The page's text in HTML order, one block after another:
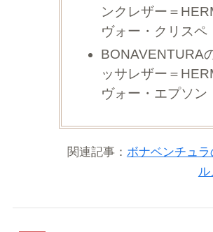
ンクレザー＝
ヴォー・クリスペ
BONAVENTURA
ッサレザー＝
ヴォー・エプソン
関連記事： ボナベンチュ
ル